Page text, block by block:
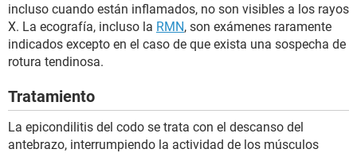
incluso cuando están inflamados, no son visibles a los rayos
X. La ecografía, incluso la RMN, son exámenes raramente
indicados excepto en el caso de que exista una sospecha de
rotura tendinosa.
Tratamiento
La epicondilitis del codo se trata con el descanso del
antebrazo, interrumpiendo la actividad de los músculos